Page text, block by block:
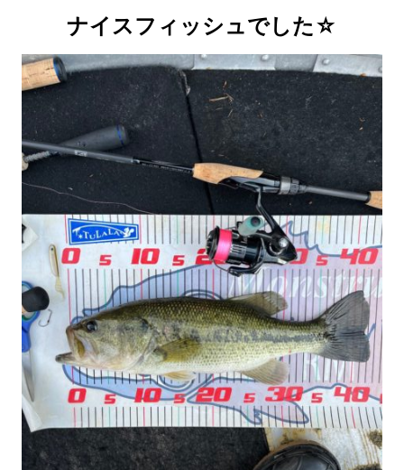
ナイスフィッシュでした☆